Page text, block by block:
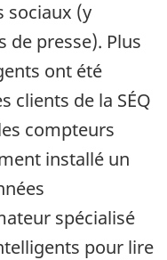
sociaux (y
de presse). Plus
ont été
clients de la SÉQ
compteurs
installé un
spécialisé
pour lire